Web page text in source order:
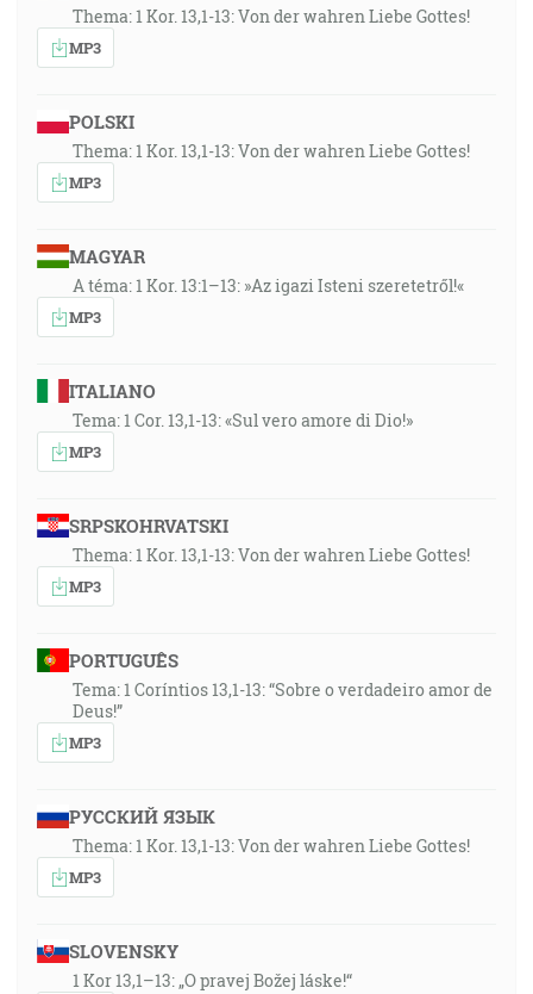
Thema: 1 Kor. 13,1-13: Von der wahren Liebe Gottes!
MP3
POLSKI
Thema: 1 Kor. 13,1-13: Von der wahren Liebe Gottes!
MP3
MAGYAR
A téma: 1 Kor. 13:1–13: »Az igazi Isteni szeretetről!«
MP3
ITALIANO
Tema: 1 Cor. 13,1-13: «Sul vero amore di Dio!»
MP3
SRPSKOHRVATSKI
Thema: 1 Kor. 13,1-13: Von der wahren Liebe Gottes!
MP3
PORTUGUÊS
Tema: 1 Coríntios 13,1-13: “Sobre o verdadeiro amor de
Deus!”
MP3
РУССКИЙ ЯЗЫК
Thema: 1 Kor. 13,1-13: Von der wahren Liebe Gottes!
MP3
SLOVENSKY
1 Kor 13,1–13: „O pravej Božej láske!“